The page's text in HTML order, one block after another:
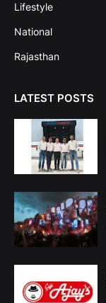
Lifestyle
National
Rajasthan
LATEST POSTS